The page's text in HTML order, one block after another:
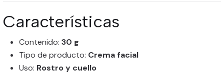
Características
Contenido: 30 g
Tipo de producto: Crema facial
Uso: Rostro y cuello